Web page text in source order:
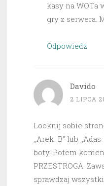
kasy na
gry z serwera.
Odpowiedz
Davido
2 LIPCA
Looknij sobie
,,Arek_B” lub
boty. Potem
PRZESTROGA:
sprawdzaj